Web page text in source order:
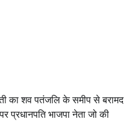
का शव पतंजलि के समीप से बरामद
प्रधानपति भाजपा नेता जो की